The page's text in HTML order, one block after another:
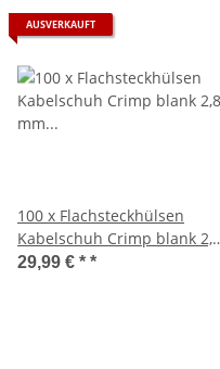
AUSVERKAUFT
100 x Flachsteckhülsen
Kabelschuh Crimp blank 2,8
mm + Schrumpfschlauch
29,99 € * *